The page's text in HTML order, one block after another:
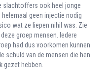
slachtoffers ook heel jonge
geen injectie nodig
wat ze liepen nihil was. Zie
groep mensen. Iedere
had dus voorkomen kunnen
schuld van de mensen die hen
gezet hebben.